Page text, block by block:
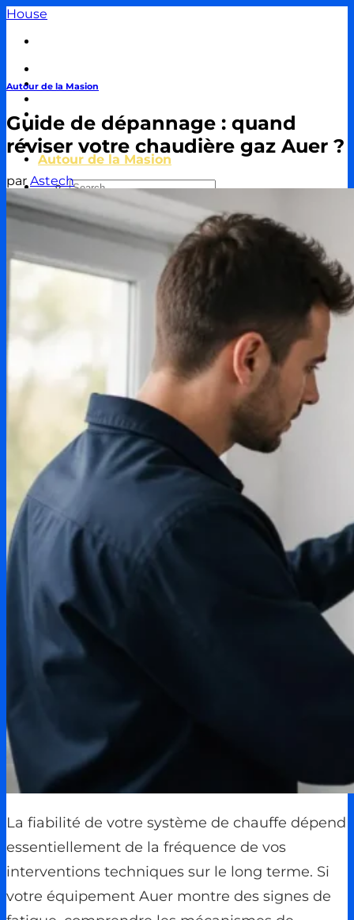
Passer
contenu
House
Piscine
Décoration & Aménagement
Énergie
Immobilier & Crédit
Autour de la Masion
Autour de la Masion
Guide de dépannage : quand
réviser votre chaudière gaz Auer ?
par Astech
La fiabilité de votre système de chauffe dépend
essentiellement de la fréquence de vos
interventions techniques sur le long terme. Si
votre équipement Auer montre des signes de